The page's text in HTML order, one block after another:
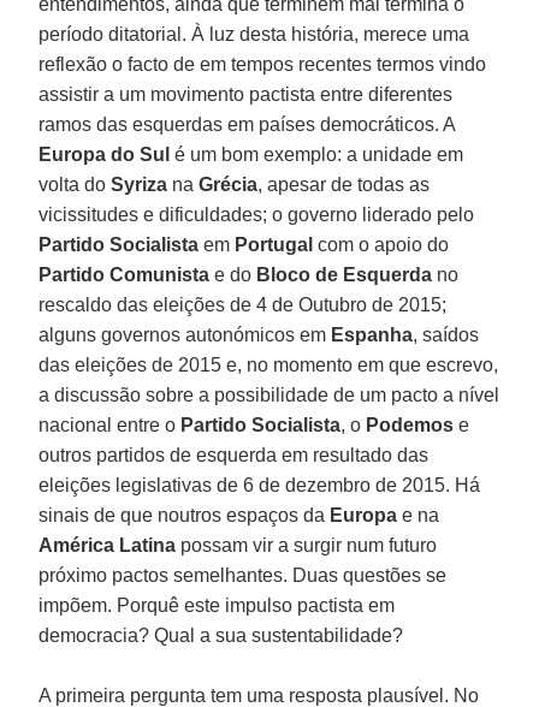
período ditatorial. À luz desta história, merece uma
reflexão o facto de em tempos recentes termos vindo
assistir a um movimento pactista entre diferentes
ramos das esquerdas em países democráticos. A
Europa do Sul é um bom exemplo: a unidade em
volta doSyriza naGrécia, apesar de todas as
vicissitudes e dificuldades; o governo liderado pelo
Partido Socialista em Portugal com o apoio do
Partido Comunista e do Bloco de Esquerda no
rescaldo das eleições de 4 de Outubro de 2015;
alguns governos autonómicos em Espanha, saídos
das eleições de 2015 e, no momento em que escrevo,
a discussão sobre a possibilidade de um pacto a nível
nacional entre o Partido Socialista, o Podemos e
outros partidos de esquerda em resultado das
eleições legislativas de 6 de dezembro de 2015. Há
sinais de que noutros espaços da Europa e na
América Latina possam vir a surgir num futuro
próximo pactos semelhantes. Duas questões se
impõem. Porquê este impulso pactista em
democracia? Qual a sua sustentabilidade?
A primeira pergunta tem uma resposta plausível. No